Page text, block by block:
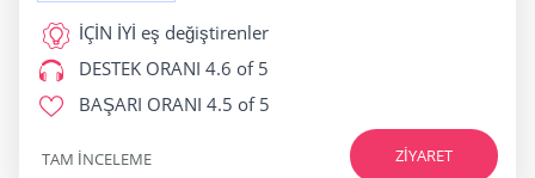
İÇİN İYİ eş değiştirenler
DESTEK ORANI 4.6 of 5
BAŞARI ORANI 4.5 of 5
ZIYARET
TAM INCELEME